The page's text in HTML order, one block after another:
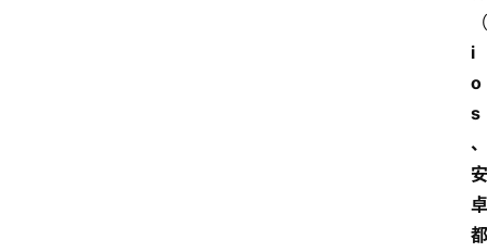
（
i
o
s
、
安
卓
都